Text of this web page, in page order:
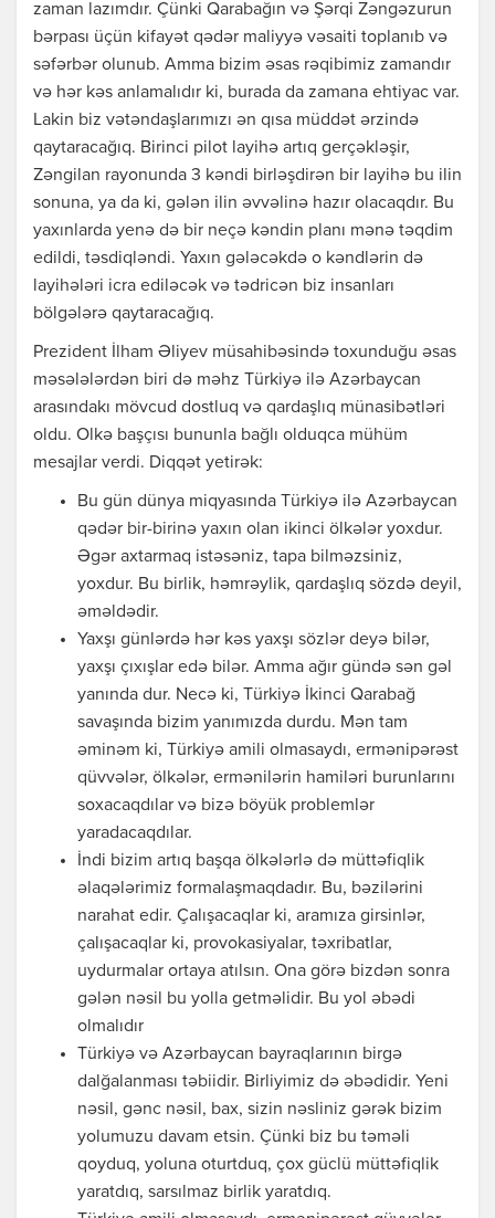
zaman lazımdır. Çünki Qarabağın və Şərqi Zəngəzurun
bərpası üçün kifayət qədər maliyyə vəsaiti toplanıb və
səfərbər olunub. Amma bizim əsas rəqibimiz zamandır
və hər kəs anlamalıdır ki, burada da zamana ehtiyac var.
Lakin biz vətəndaşlarımızı ən qısa müddət ərzində
qaytaracağıq. Birinci pilot layihə artıq gerçəkləşir,
Zəngilan rayonunda 3 kəndi birləşdirən bir layihə bu ilin
sonuna, ya da ki, gələn ilin əvvəlinə hazır olacaqdır. Bu
yaxınlarda yenə də bir neçə kəndin planı mənə təqdim
edildi, təsdiqləndi. Yaxın gələcəkdə o kəndlərin də
layihələri icra ediləcək və tədricən biz insanları
bölgələrə qaytaracağıq.
Prezident İlham Əliyev müsahibəsində toxunduğu əsas
məsələlərdən biri də məhz Türkiyə ilə Azərbaycan
arasındakı mövcud dostluq və qardaşlıq münasibətləri
oldu. Olkə başçısı bununla bağlı olduqca mühüm
mesajlar verdi. Diqqət yetirək:
Bu gün dünya miqyasında Türkiyə ilə Azərbaycan
qədər bir-birinə yaxın olan ikinci ölkələr yoxdur.
Əgər axtarmaq istəsəniz, tapa bilməzsiniz,
yoxdur. Bu birlik, həmrəylik, qardaşlıq sözdə deyil,
əməldədir.
Yaxşı günlərdə hər kəs yaxşı sözlər deyə bilər,
yaxşı çıxışlar edə bilər. Amma ağır gündə sən gəl
yanında dur. Necə ki, Türkiyə İkinci Qarabağ
savaşında bizim yanımızda durdu. Mən tam
əminəm ki, Türkiyə amili olmasaydı, ermənipərəst
qüvvələr, ölkələr, ermənilərin hamiləri burunlarını
soxacaqdılar və bizə böyük problemlər
yaradacaqdılar.
İndi bizim artıq başqa ölkələrlə də müttəfiqlik
əlaqələrimiz formalaşmaqdadır. Bu, bəzilərini
narahat edir. Çalışacaqlar ki, aramıza girsinlər,
çalışacaqlar ki, provokasiyalar, təxribatlar,
uydurmalar ortaya atılsın. Ona görə bizdən sonra
gələn nəsil bu yolla getməlidir. Bu yol əbədi
olmalıdır
Türkiyə və Azərbaycan bayraqlarının birgə
dalğalanması təbiidir. Birliyimiz də əbədidir. Yeni
nəsil, gənc nəsil, bax, sizin nəsliniz gərək bizim
yolumuzu davam etsin. Çünki biz bu təməli
qoyduq, yoluna oturtduq, çox güclü müttəfiqlik
yaratdıq, sarsılmaz birlik yaratdıq.